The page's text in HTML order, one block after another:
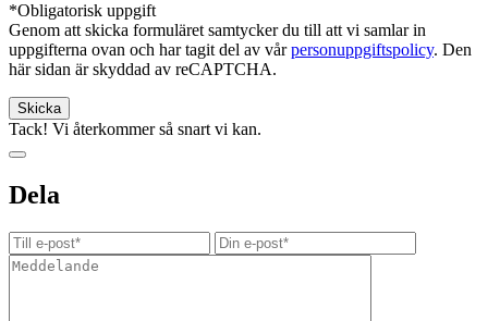
*Obligatorisk uppgift
Genom att skicka formuläret samtycker du till att vi samlar in
uppgifterna ovan och har tagit del av vårpersonuppgiftspolicy. Den
här sidan är skyddad av reCAPTCHA.
Tack! Vi återkommer så snart vi kan.
Dela